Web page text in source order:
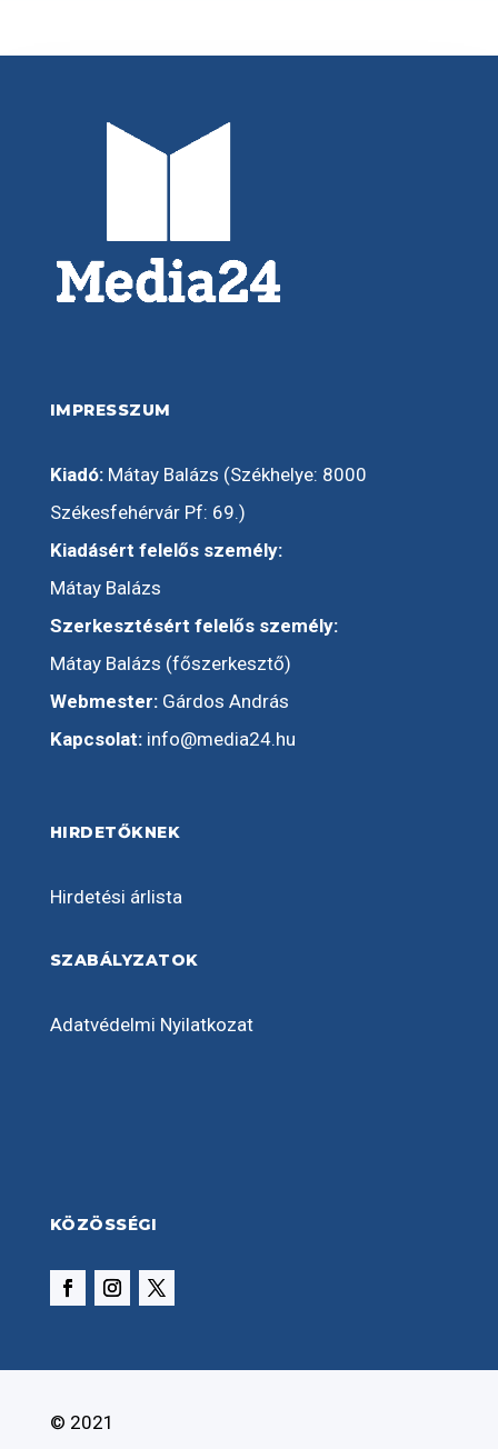
IMPRESSZUM
Kiadó:Mátay Balázs (Székhelye: 8000
Székesfehérvár Pf: 69.)
Kiadásért felelős személy:
Mátay Balázs
Szerkesztésért felelős személy:
Mátay Balázs (főszerkesztő)
Webmester:Gárdos András
Kapcsolat: info@media24.hu
HIRDETŐKNEK
Hirdetési árlista
SZABÁLYZATOK
Adatvédelmi Nyilatkozat
KÖZÖSSÉGI
© 2021